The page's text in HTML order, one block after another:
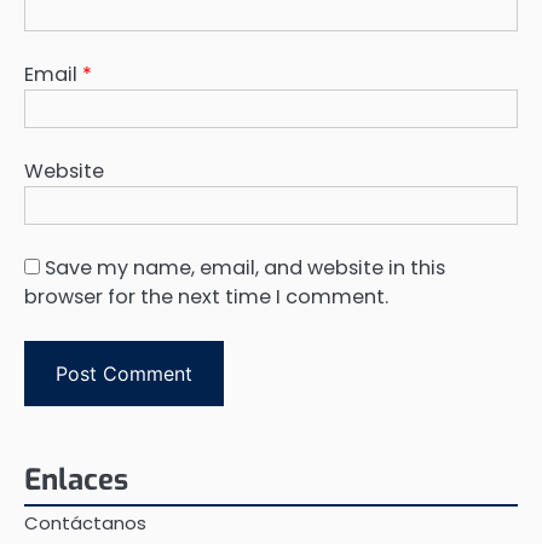
Email *
Website
Save my name, email, and website in this
browser for the next time I comment.
Enlaces
Contáctanos